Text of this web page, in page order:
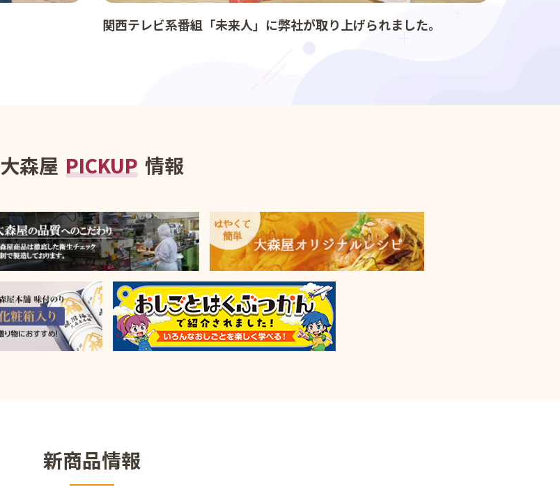
関西テレビ系番組「未来人」に弊社が取り上げられました。
大森屋 PICKUP 情報
新商品情報